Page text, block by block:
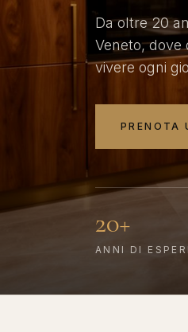
Da oltre 20
Veneto, dove
vivere ogni
PRENOTA
20+
ANNI DI